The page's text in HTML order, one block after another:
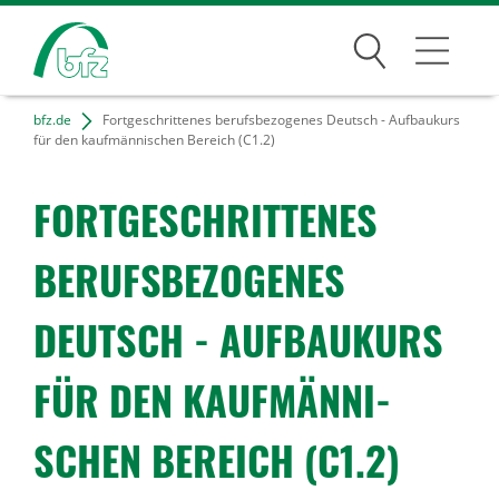
Suchen
Bildungsangebote
Karriere
Über uns
Standorte
Presse
bfz.de
Fortgeschrittenes berufsbezogenes Deutsch - Aufbaukurs
für den kaufmännischen Bereich (C1.2)
FORT­GE­SCHRIT­TENES
BERUFS­BE­ZO­GENES
DEUTSCH - AUFBAU­KURS
FÜR DEN KAUF­MÄN­NI­
SCHEN BEREICH (C1.2)